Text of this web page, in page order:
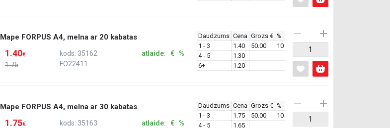
Mape FORPUS A4, melna ar 20 kabatas
1.75
1.40€
kods: 35162
FO22411
atlaide: € %
Daudzums Cena Grozs € %
1 - 3
1.40 50.00
10
4 - 5
1.30
6+
1.20
Mape FORPUS A4, melna ar 30 kabatas
1.75€
kods: 35163
atlaide: € %
Daudzums Cena Grozs € %
1 - 3
1.75 50.00
10
4 - 5
1.65